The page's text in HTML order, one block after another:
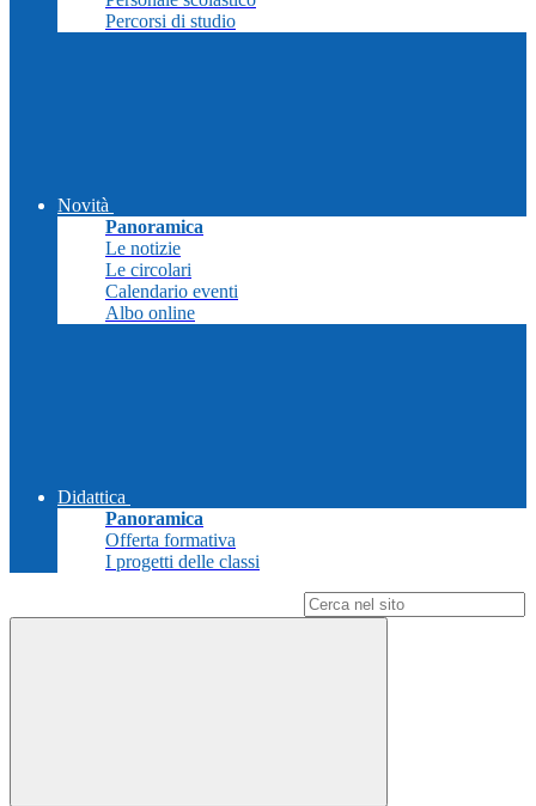
Percorsi di studio
Novità
Panoramica
Le notizie
Le circolari
Calendario eventi
Albo online
Didattica
Panoramica
Offerta formativa
I progetti delle classi